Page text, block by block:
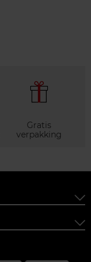
Gratis
verpakking